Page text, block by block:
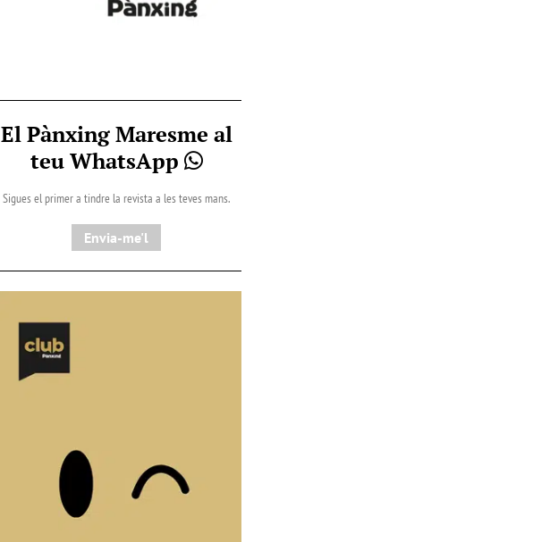
El Pànxing Maresme al
teu WhatsApp
Sigues el primer a tindre la revista a les teves mans.
Envia-me'l